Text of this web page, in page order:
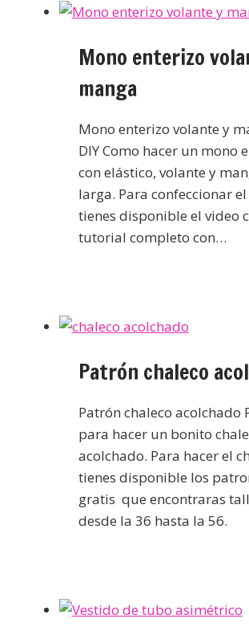
Mono enterizo
manga
Mono enterizo volante y
DIY Como hacer un mono
con elástico, volante y
larga. Para confeccionar
tienes disponible el video
tutorial completo con…
Patrón chaleco
Patrón chaleco acolchado
para hacer un bonito
acolchado. Para hacer el
tienes disponible los
gratis que encontraras
desde la 36 hasta la 56.